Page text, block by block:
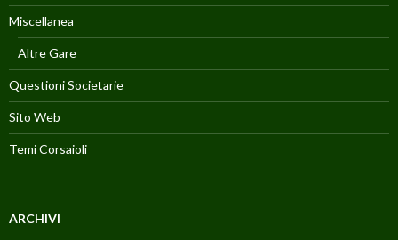
Miscellanea
Altre Gare
Questioni Societarie
Sito Web
Temi Corsaioli
ARCHIVI